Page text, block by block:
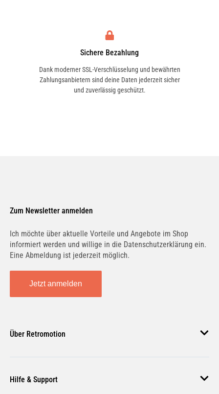
Sichere Bezahlung
Dank moderner SSL-Verschlüsselung und bewährten
Zahlungsanbietern sind deine Daten jederzeit sicher
und zuverlässig geschützt.
Zum Newsletter anmelden
Ich möchte über aktuelle Vorteile und Angebote im Shop
informiert werden und willige in die Datenschutzerklärung ein.
Eine Abmeldung ist jederzeit möglich.
Jetzt anmelden
Über Retromotion
Unsere Jobs
Hilfe & Support